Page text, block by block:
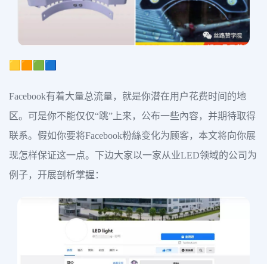
🟨🟧🟩🟦
Facebook有着大量总流量，就是你潜在用户花费时间的地
区。可是你不能仅仅“跳”上来，公布一些內容，并期待取得
联系。假如你要将Facebook粉絲变化为顾客，本文将向你展
现怎样保证这一点。下边大家以一家从业LED领域的公司为
例子，开展剖析掌握：